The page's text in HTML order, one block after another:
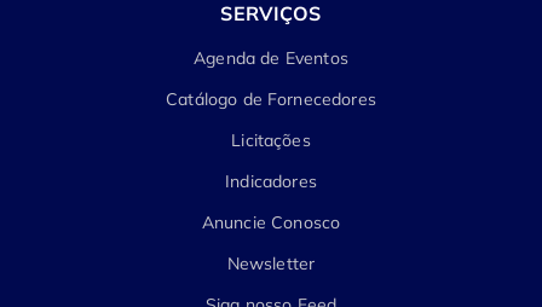
SERVIÇOS
Agenda de Eventos
Catálogo de Fornecedores
Licitações
Indicadores
Anuncie Conosco
Newsletter